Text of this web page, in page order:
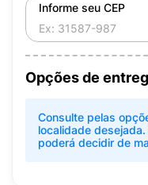
Informe seu CEP
Opções de
Consulte pelas
localidade
poderá decidir de